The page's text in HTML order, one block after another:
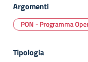
Argomenti
PON - Programma
Tipologia